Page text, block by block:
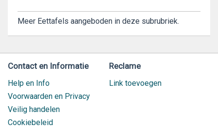
Meer Eettafels aangeboden in deze subrubriek.
Contact en Informatie
Help en Info
Voorwaarden en Privacy
Veilig handelen
Cookiebeleid
Reclame
Link toevoegen